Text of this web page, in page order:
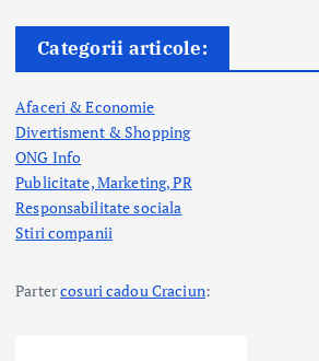
Categorii articole:
Afaceri & Economie
Divertisment & Shopping
ONG Info
Publicitate, Marketing, PR
Responsabilitate sociala
Stiri companii
Partercosuri cadou Craciun: